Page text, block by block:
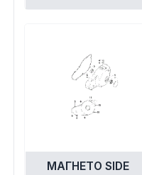
МАГНЕТО SIDE